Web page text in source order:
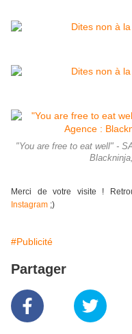
"You are free to eat well" -
Merci de votre visite !
Instagram ;)
#Publicité
Partager